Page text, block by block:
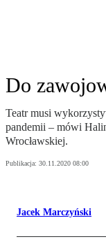
Do
Teatr musi
pandemii – mówi
Wrocławskiej.
Publikacja: 30.11.2020 08:00
Jacek Marczyński